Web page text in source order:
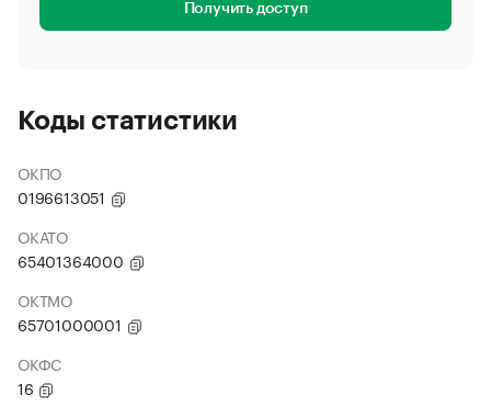
Получить доступ
Коды статистики
ОКПО
0196613051
ОКАТО
65401364000
ОКТМО
65701000001
ОКФС
16